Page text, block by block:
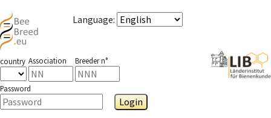
Language:
country Association Breeder n°
Password
Login